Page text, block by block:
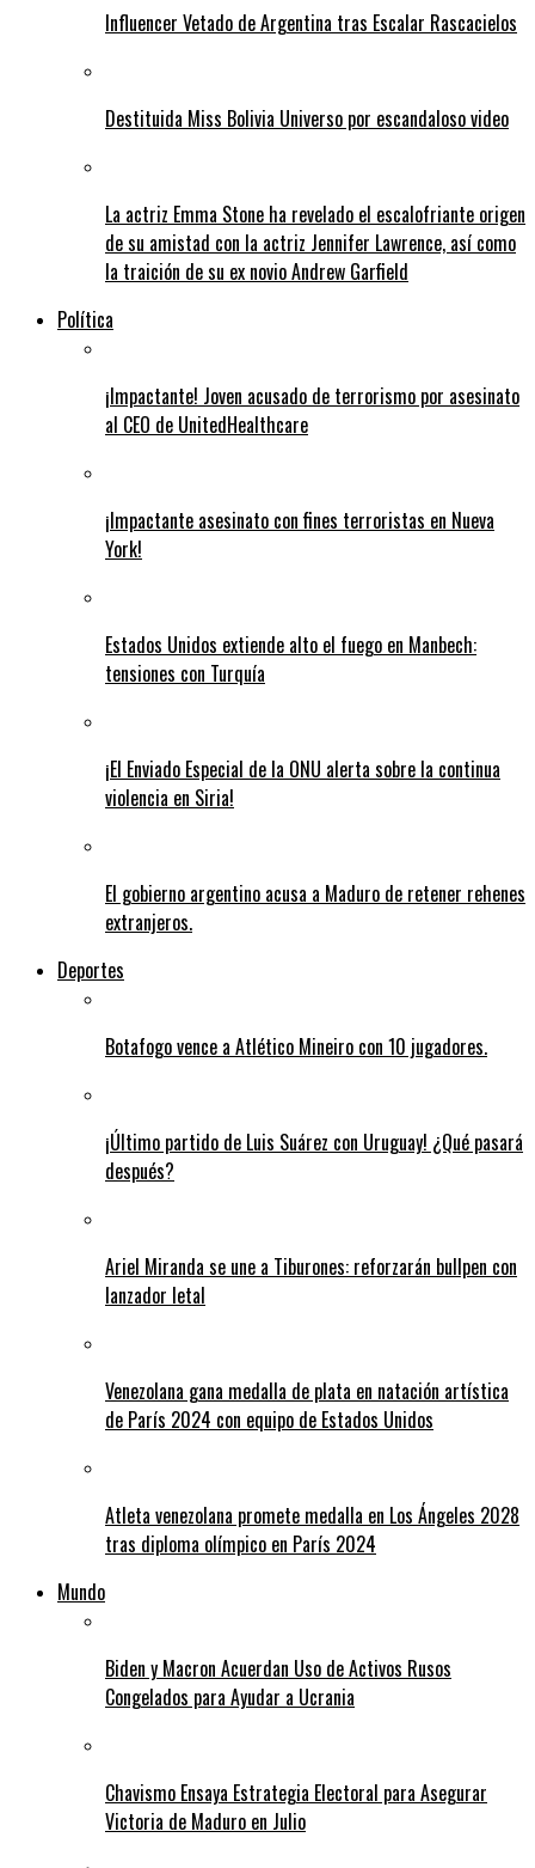
Influencer Vetado de Argentina tras Escalar Rascacielos
Destituida Miss Bolivia Universo por escandaloso video
La actriz Emma Stone ha revelado el escalofriante origen
de su amistad con la actriz Jennifer Lawrence, así como
la traición de su ex novio Andrew Garfield
Política
¡Impactante! Joven acusado de terrorismo por asesinato
al CEO de UnitedHealthcare
¡Impactante asesinato con fines terroristas en Nueva
York!
Estados Unidos extiende alto el fuego en Manbech:
tensiones con Turquía
¡El Enviado Especial de la ONU alerta sobre la continua
violencia en Siria!
El gobierno argentino acusa a Maduro de retener rehenes
extranjeros.
Deportes
Botafogo vence a Atlético Mineiro con 10 jugadores.
¡Último partido de Luis Suárez con Uruguay! ¿Qué pasará
después?
Ariel Miranda se une a Tiburones: reforzarán bullpen con
lanzador letal
Venezolana gana medalla de plata en natación artística
de París 2024 con equipo de Estados Unidos
Atleta venezolana promete medalla en Los Ángeles 2028
tras diploma olímpico en París 2024
Mundo
Biden y Macron Acuerdan Uso de Activos Rusos
Congelados para Ayudar a Ucrania
Chavismo Ensaya Estrategia Electoral para Asegurar
Victoria de Maduro en Julio